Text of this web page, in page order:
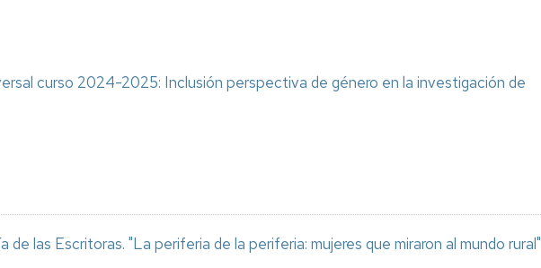
curso 2024-2025: Inclusión perspectiva de género en la investigación de
de las Escritoras. "La periferia de la periferia: mujeres que miraron al mundo rural"